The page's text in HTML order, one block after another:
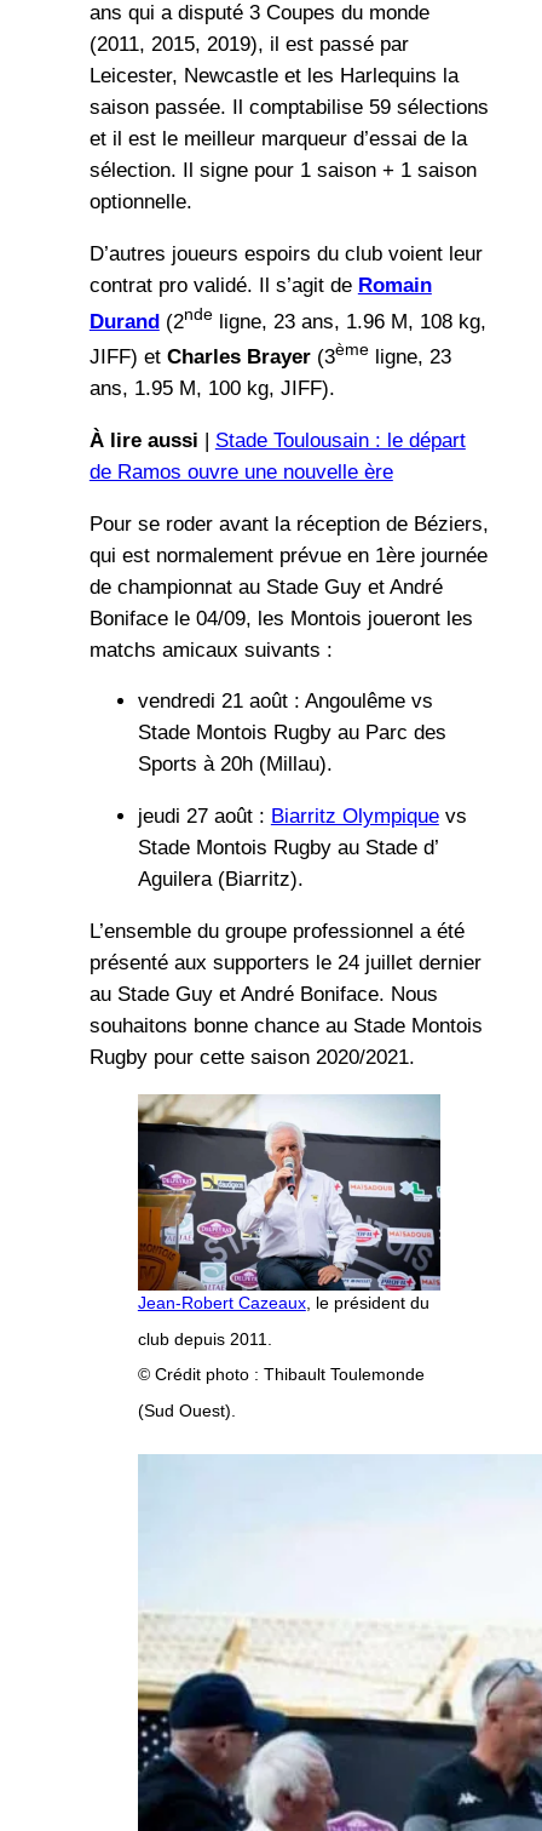
ans qui a disputé 3 Coupes du monde
(2011, 2015, 2019), il est passé par
Leicester, Newcastle et les Harlequins la
saison passée. Il comptabilise 59 sélections
et il est le meilleur marqueur d’essai de la
sélection. Il signe pour 1 saison + 1 saison
optionnelle.
D’autres joueurs espoirs du club voient leur
contrat pro validé. Il s’agit de Romain
Durand(2ndeligne, 23 ans, 1.96 M, 108 kg,
JIFF) et Charles Brayer(3èmeligne, 23
ans, 1.95 M, 100 kg, JIFF).
À lire aussi | Stade Toulousain : le départ
de Ramos ouvre une nouvelle ère
Pour se roder avant la réception de Béziers,
qui est normalement prévue en 1ère journée
de championnat au Stade Guy et André
Boniface le 04/09, les Montois joueront les
matchs amicaux suivants :
vendredi 21 août : Angoulême vs
Stade Montois Rugby au Parc des
Sports à 20h (Millau).
jeudi 27 août : Biarritz Olympiquevs
Stade Montois Rugby au Stade d’
Aguilera (Biarritz).
L’ensemble du groupe professionnel a été
présenté aux supporters le 24 juillet dernier
au Stade Guy et André Boniface. Nous
souhaitons bonne chance au Stade Montois
Rugby pour cette saison 2020/2021.
Jean-Robert Cazeaux, le président du
club depuis 2011.
© Crédit photo : Thibault Toulemonde
(Sud Ouest).